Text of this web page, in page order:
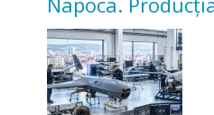
înceapă în